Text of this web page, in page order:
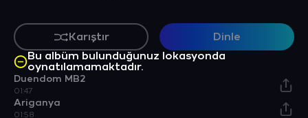
Karıştır
Dinle
Bu albüm bulunduğunuz lokasyonda
oynatılamamaktadır.
Duendom MB2
01:47
Ariganya
01:58